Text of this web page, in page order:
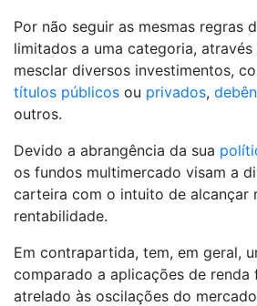
Por não seguir as mesmas regras
limitados a uma categoria,
mesclar diversos investimentos,
títulos públicos ou privados,
outros.
Devido a abrangência da sua
os fundos multimercado visam a
carteira com o intuito de alcançar
rentabilidade.
Em contrapartida, tem, em geral,
comparado a aplicações de renda
atrelado às oscilações do